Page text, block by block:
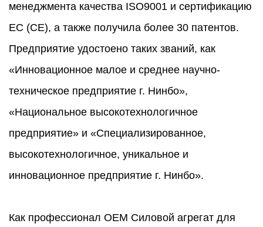
менеджмента качества ISO9001 и сертификацию
ЕС (CE), а также получила более 30 патентов.
Предприятие удостоено таких званий, как
«Инновационное малое и среднее научно-
техническое предприятие г. Нинбо»,
«Национальное высокотехнологичное
предприятие» и «Специализированное,
высокотехнологичное, уникальное и
инновационное предприятие г. Нинбо».
Как профессионал OEM Силовой агрегат для